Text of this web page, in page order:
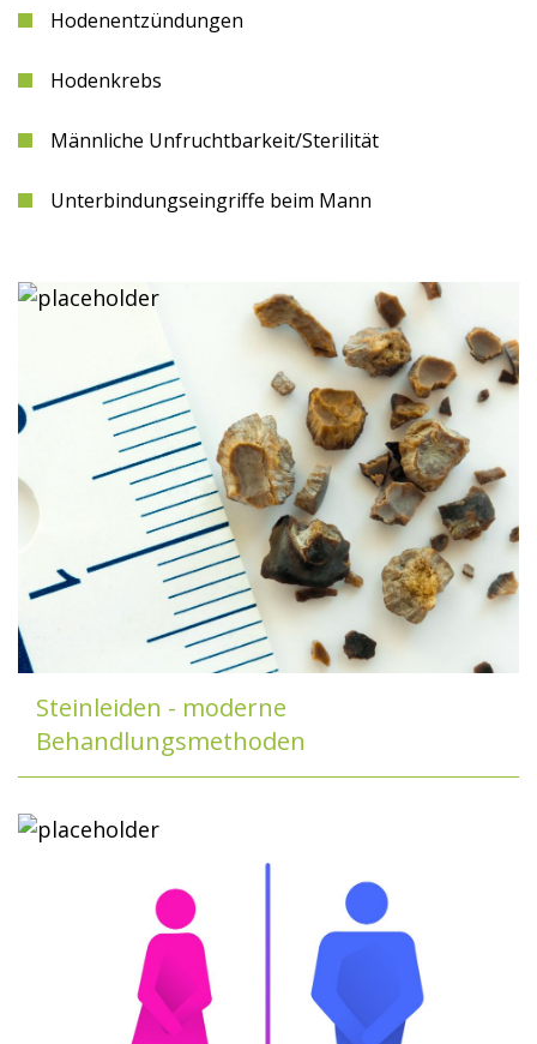
Hodenentzündungen
Hodenkrebs
Männliche Unfruchtbarkeit/Sterilität
Unterbindungseingriffe beim Mann
Steinleiden - moderne
Behandlungsmethoden